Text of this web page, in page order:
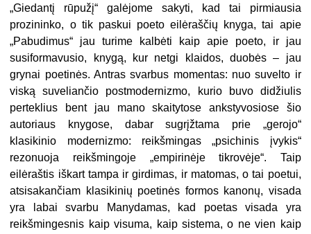
„Giedantį rūpužį“ galėjome sakyti, kad tai pirmiausia
prozininko, o tik paskui poeto eilėraščių knyga, tai apie
„Pabu­dimus“ jau turime kalbėti kaip apie poeto, ir jau
susiformavusio, knygą, kur netgi klaidos, duobės – jau
grynai poetinės. Antras svarbus momentas: nuo suvelto ir
viską suveliančio post­modernizmo, kurio buvo didžiulis
per­teklius bent jau mano skaitytose anks­tyvosiose šio
autoriaus knygose, dabar sugrįžtama prie „gerojo“
klasikinio modernizmo: reikšmingas „psichinis įvykis“
rezonuoja reikšmingoje „empirinėje tikrovėje“. Taip
eilėraštis iškart tampa ir girdimas, ir matomas, o tai poe­tui,
atsisakančiam klasikinių poetinės formos kanonų, visada
yra labai svarbu Manydamas, kad poetas visada yra
reikšmingesnis kaip visuma, kaip sis­tema, o ne vien kaip